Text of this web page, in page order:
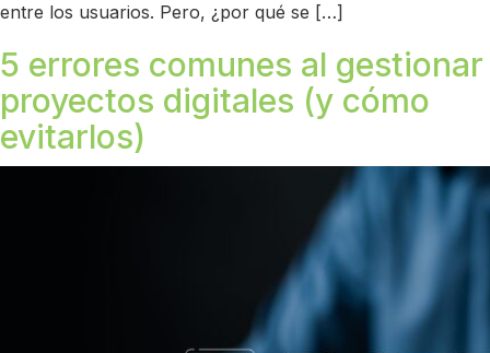
entre los usuarios. Pero, ¿por qué se […]
5 errores comunes al gestionar
proyectos digitales (y cómo
evitarlos)